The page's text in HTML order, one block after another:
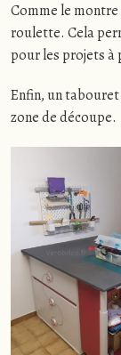
Comme le
roulette. Cela
pour les projets à
Enfin, un
zone de découpe.